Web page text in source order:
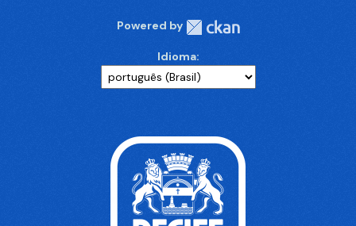
Powered by
Idioma